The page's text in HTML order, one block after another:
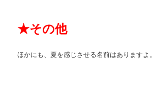
★その他
ほかにも、夏を感じさせる名前はありますよ。